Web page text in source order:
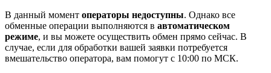
В данный момент операторы недоступны. Однако все
обменные операции выполняются в автоматическом
режиме, и вы можете осуществить обмен прямо сейчас. В
случае, если для обработки вашей заявки потребуется
вмешательство оператора, вам помогут с 10:00 по МСК.